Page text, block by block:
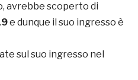
avrebbe scoperto di
e dunque il suo ingresso è
sul suo ingresso nel